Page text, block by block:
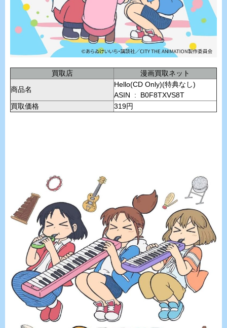
買取店
漫画買取ネット
商品名
Hello(CD Only)(特典なし)
ASIN ‏ : ‎ B0F8TXVS8T
買取価格
319円